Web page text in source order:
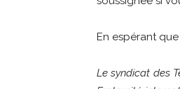
En espérant
Le syndicat des